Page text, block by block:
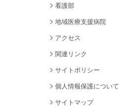
看護部
地域医療支援病院
アクセス
関連リンク
サイトポリシー
個人情報保護について
サイトマップ